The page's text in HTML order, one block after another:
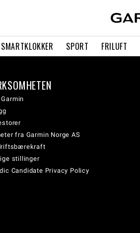
SMARTKLOKKER SPORT FRILUFT
fra Garmin Norge AS
stillinger
Candidate Privacy Policy